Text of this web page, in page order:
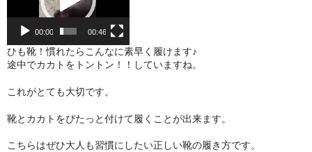
メディア
ー
ー
00:00 00:46
ひも靴！慣れたらこんなに素早く履けます♪
途中でカカトをトントン！！していますね。
これがとても大切です。
靴とカカトをぴたっと付けて履くことが出来ます。
こちらはぜひ大人も習慣にしたい正しい靴の履き方です。